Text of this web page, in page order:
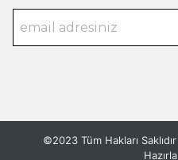
©2023 Tüm Hakları